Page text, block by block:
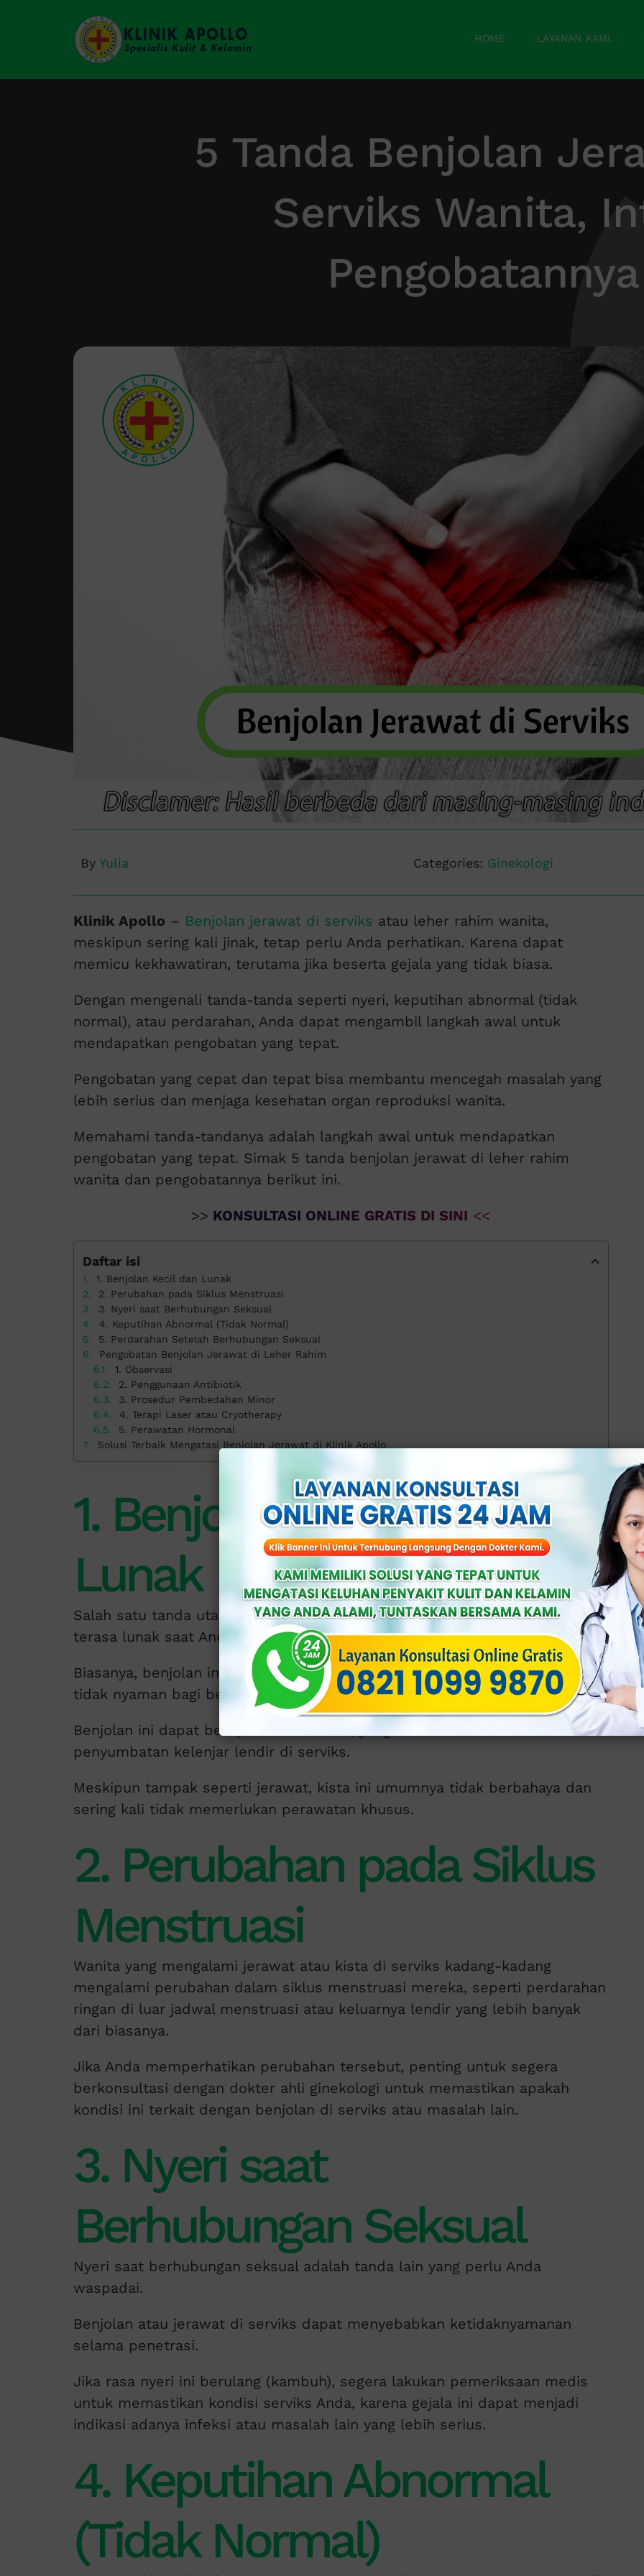
HOME LAYANAN KAMI
5 Tanda Benjolan
Serviks Wanita,
Pengobatannya
By Yulia Categories: Ginekologi
Klinik Apollo – Benjolan jerawat di serviks atau leher rahim wanita,
meskipun sering kali jinak, tetap perlu Anda perhatikan. Karena dapat
memicu kekhawatiran, terutama jika beserta gejala yang tidak biasa.
Dengan mengenali tanda-tanda seperti nyeri, keputihan abnormal (tidak
normal), atau perdarahan, Anda dapat mengambil langkah awal untuk
mendapatkan pengobatan yang tepat.
Pengobatan yang cepat dan tepat bisa membantu mencegah masalah yang
lebih serius dan menjaga kesehatan organ reproduksi wanita.
Memahami tanda-tandanya adalah langkah awal untuk mendapatkan
pengobatan yang tepat. Simak 5 tanda benjolan jerawat di leher rahim
wanita dan pengobatannya berikut ini.
>> KONSULTASI ONLINE GRATIS DI SINI <<
Daftar isi
1. Benjolan Kecil dan Lunak
2. Perubahan pada Siklus Menstruasi
3. Nyeri saat Berhubungan Seksual
4. Keputihan Abnormal (Tidak Normal)
5. Perdarahan Setelah Berhubungan Seksual
Pengobatan Benjolan Jerawat di Leher Rahim
1. Observasi
2. Penggunaan Antibiotik
3. Prosedur Pembedahan Minor
4. Terapi Laser atau Cryotherapy
5. Perawatan Hormonal
Solusi Terbaik Mengatasi Benjolan Jerawat di Klinik Apollo
1. Benjolan Kecil dan
Lunak
Salah satu tanda utama jerawat di serviks adalah benjolan yang kecil dan
terasa lunak saat Anda sentuh.
Biasanya, benjolan ini tidak menimbulkan rasa sakit, namun dapat terasa
tidak nyaman bagi beberapa wanita.
Benjolan ini dapat berupa kista
penyumbatan kelenjar lendir di serviks.
Meskipun tampak seperti jerawat, kista ini umumnya tidak berbahaya dan
sering kali tidak memerlukan perawatan khusus.
2. Perubahan pada Siklus
Menstruasi
Wanita yang mengalami jerawat atau kista di serviks kadang-kadang
mengalami perubahan dalam siklus menstruasi mereka, seperti perdarahan
ringan di luar jadwal menstruasi atau keluarnya lendir yang lebih banyak
dari biasanya.
Jika Anda memperhatikan perubahan tersebut, penting untuk segera
berkonsultasi dengan dokter ahli ginekologi untuk memastikan apakah
kondisi ini terkait dengan benjolan di serviks atau masalah lain.
3. Nyeri saat
Berhubungan Seksual
Nyeri saat berhubungan seksual adalah tanda lain yang perlu Anda
waspadai.
Benjolan atau jerawat di serviks dapat menyebabkan ketidaknyamanan
selama penetrasi.
Jika rasa nyeri ini berulang (kambuh), segera lakukan pemeriksaan medis
untuk memastikan kondisi serviks Anda, karena gejala ini dapat menjadi
indikasi adanya infeksi atau masalah lain yang lebih serius.
4. Keputihan Abnormal
(Tidak Normal)